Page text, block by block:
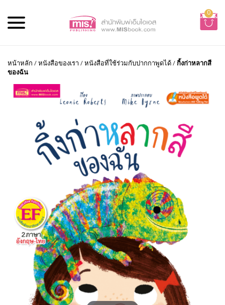
0
หน้าหลัก /หนังสือของเรา /หนังสือที่ใช้ร่วมกับปากกาพูดได้/กิ้งก่าหลากสี
ของฉัน